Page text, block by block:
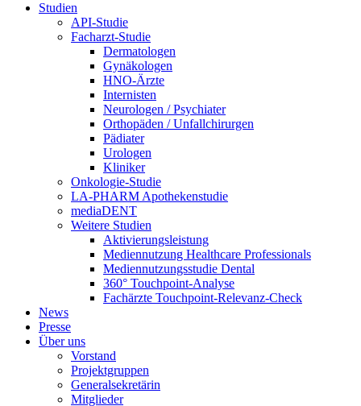
Studien
API-Studie
Facharzt-Studie
Dermatologen
Gynäkologen
HNO-Ärzte
Internisten
Neurologen / Psychiater
Orthopäden / Unfallchirurgen
Pädiater
Urologen
Kliniker
Onkologie-Studie
LA-PHARM Apothekenstudie
mediaDENT
Weitere Studien
Aktivierungsleistung
Mediennutzung Healthcare Professionals
Mediennutzungsstudie Dental
360° Touchpoint-Analyse
Fachärzte Touchpoint-Relevanz-Check
News
Presse
Über uns
Vorstand
Projektgruppen
Generalsekretärin
Mitglieder